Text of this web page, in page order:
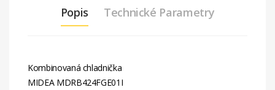
Popis Technické Parametry
Kombinovaná chladnička
MIDEA MDRB424FGE01I